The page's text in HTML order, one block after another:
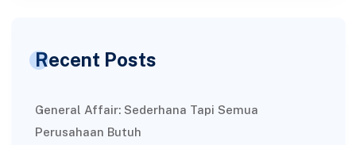
Recent Posts
General Affair: Sederhana Tapi Semua
Perusahaan Butuh